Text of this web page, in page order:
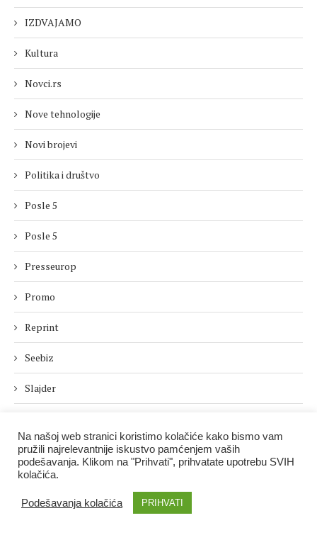
IZDVAJAMO
Kultura
Novci.rs
Nove tehnologije
Novi brojevi
Politika i društvo
Posle 5
Posle 5
Presseurop
Promo
Reprint
Seebiz
Slajder
Tekstovi
Uncategorized
Vesti
Na našoj web stranici koristimo kolačiće kako bismo vam
pružili najrelevantnije iskustvo pamćenjem vaših
podešavanja. Klikom na "Prihvati", prihvatate upotrebu SVIH
kolačića.
Podešavanja kolačića PRIHVATI